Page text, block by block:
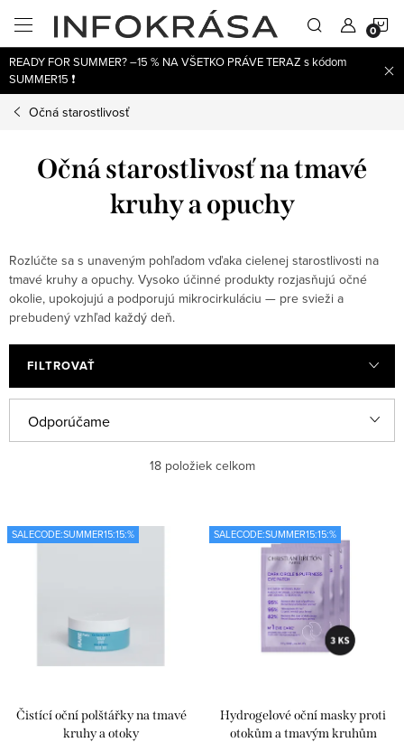
obsah
READY FOR SUMMER? –15 % NA VŠETKO PRÁVE TERAZ s kódom
SUMMER15 ❗
Očná starostlivosť
Očná starostlivosť na tmavé
kruhy a opuchy
Rozlúčte sa s unaveným pohľadom vďaka cielenej starostlivosti na
tmavé kruhy a opuchy. Vysoko účinné produkty rozjasňujú očné
okolie, upokojujú a podporujú mikrocirkuláciu — pre svieži a
prebudený vzhľad každý deň.
FILTROVAŤ
ý
s
k
a
n
d
Odporúčame
18položiek celkom
SALECODE:SUMMER15:15:%
Čistící oční polštářky na tmavé
kruhy a otoky
SALECODE:SUMMER15:15:%
Hydrogelové oční masky proti
otokům a tmavým kruhům